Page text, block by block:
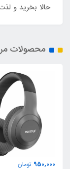
حالا بخرید و
محصولات